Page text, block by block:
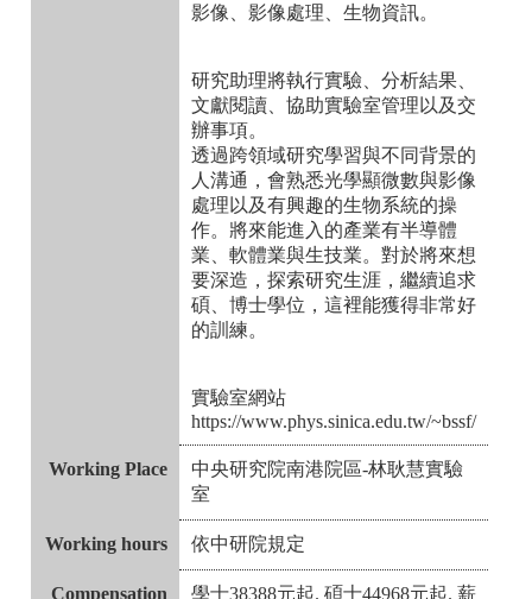
影像、影像處理、生物資訊。
研究助理將執行實驗、分析結果、
文獻閱讀、協助實驗室管理以及交
辦事項。
透過跨領域研究學習與不同背景的
人溝通，會熟悉光學顯微數與影像
處理以及有興趣的生物系統的操
作。將來能進入的產業有半導體
業、軟體業與生技業。對於將來想
要深造，探索研究生涯，繼續追求
碩、博士學位，這裡能獲得非常好
的訓練。
實驗室網站
https://www.phys.sinica.edu.tw/~bssf/
Working Place
中央研究院南港院區-林耿慧實驗
室
Working hours 依中研院規定
Compensation
學士38388元起. 碩士44968元起. 薪